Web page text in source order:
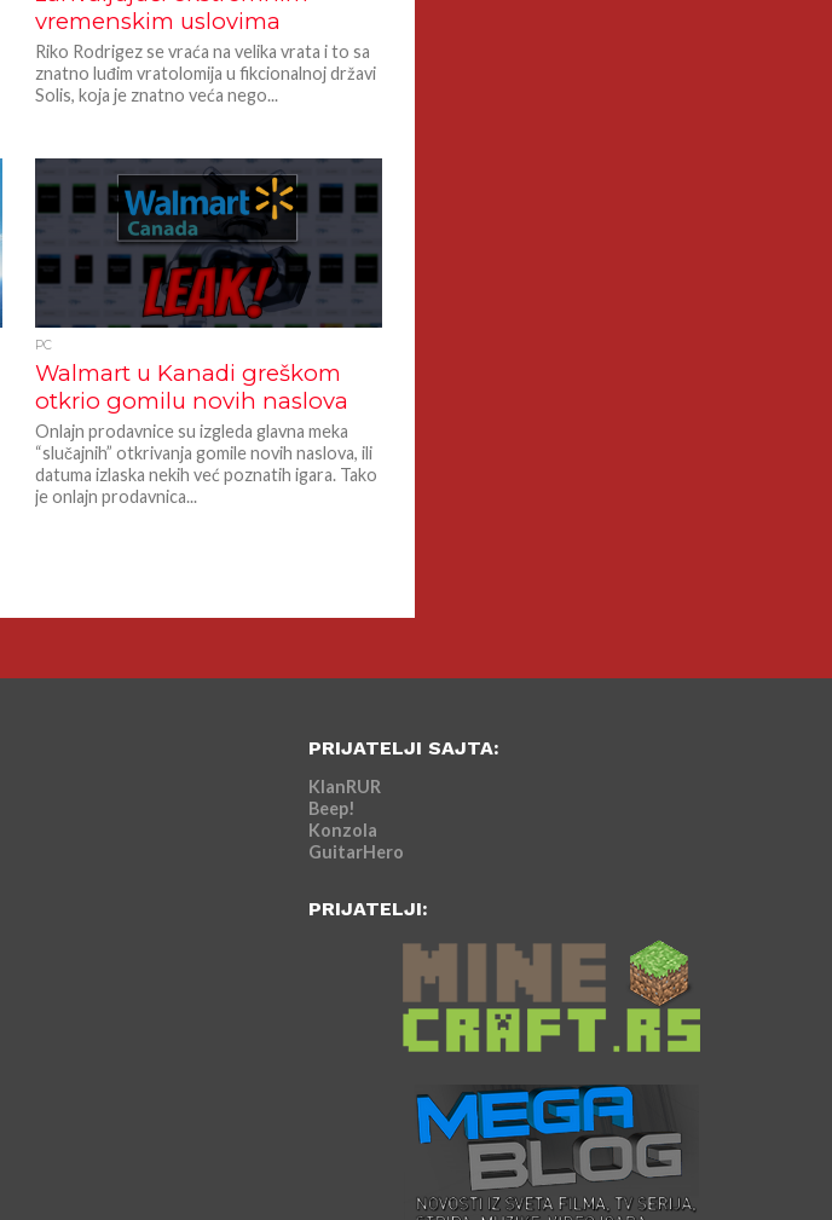
vremenskim uslovima
Riko Rodrigez se vraća na velika vrata i to sa
znatno luđim vratolomija u fikcionalnoj državi
Solis, koja je znatno veća nego...
PC
Walmart u Kanadi greškom
otkrio gomilu novih naslova
Onlajn prodavnice su izgleda glavna meka
“slučajnih” otkrivanja gomile novih naslova, ili
datuma izlaska nekih već poznatih igara. Tako
je onlajn prodavnica...
PRIJATELJI SAJTA:
KlanRUR
Beep!
Konzola
GuitarHero
PRIJATELJI: